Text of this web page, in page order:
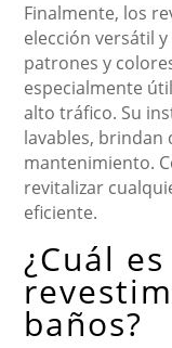
Finalmente, los
elección versátil
patrones y
especialmente
alto tráfico. Su
lavables, brindan
mantenimiento.
revitalizar
eficiente.
¿Cuál
baños?